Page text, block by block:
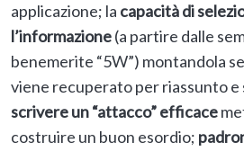
applicazione; la capacità di
l’informazione(a partire dalle
benemerite “5W”) montandola
viene recuperato per riassunto e
scrivere un “attacco” efficace
costruire un buon esordio;